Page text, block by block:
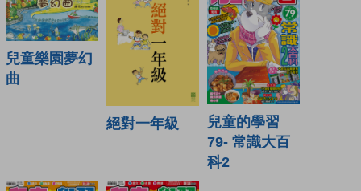
兒童樂園夢幻
曲
絕對一年級
兒童的學習
79- 常識大百
科2